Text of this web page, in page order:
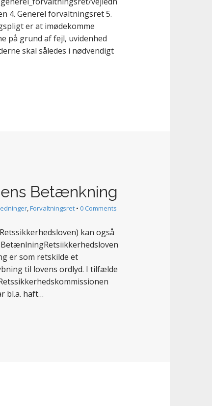
4. Generel forvaltningsret 5.
er at imødekomme
på grund af fejl, uvidenhed
skal således i nødvendigt
Betænkning
,Forvaltningsret • 0 Comments
kan også
er som retskilde et
til lovens ordlyd. I tilfælde
bl.a. haft…